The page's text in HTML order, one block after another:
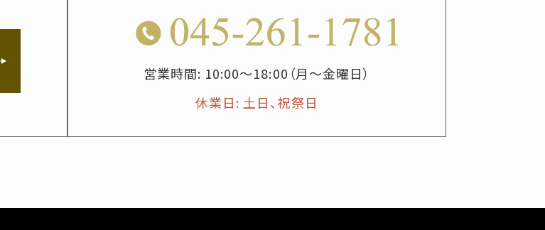
営業時間: 10:00～18:00（月～金曜日）
休業日: 土日、祝祭日